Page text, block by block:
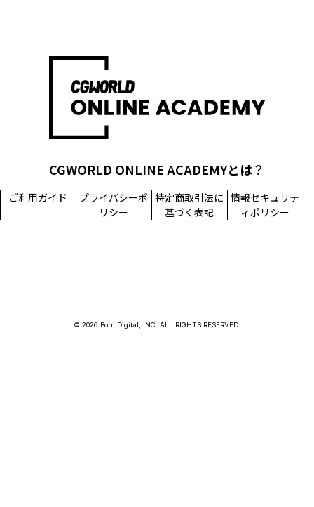
CGWORLD ONLINE ACADEMYとは？
ご利用ガイド
プライバシーポ
リシー
特定商取引法に
基づく表記
情報セキュリテ
ィポリシー
© 2026 Born Digital, INC. ALL RIGHTS RESERVED.